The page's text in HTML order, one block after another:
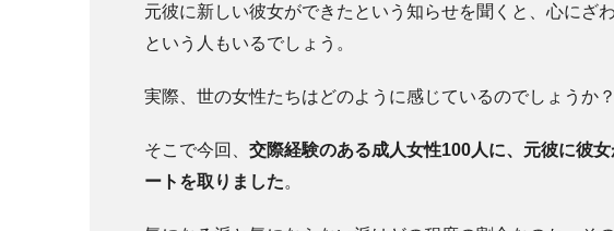
元彼に新しい彼女ができたという知らせを聞くと、心にざ
という人もいるでしょう。
実際、世の女性たちはどのように感じているのでしょうか？
そこで今回、 交際経験のある成人女性100人に、元彼に彼
ートを取りました。